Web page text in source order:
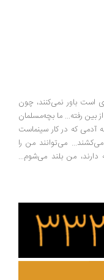
نمی‌کنند، چون
ما بچه‌مسلمان
در کار سینماست
می‌توانند من را
من بلند می‌شوم...